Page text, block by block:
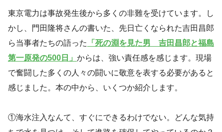
東京電力は事故発生後から多くの非難を受けています。し
かし、門田隆将さんの書いた、先日亡くなられた吉田昌郎
ら当事者たちの語った
「死の淵を見た男 吉田昌郎と福島
第一原発の500日」 からは、強い責任感を感じます。現場
で奮闘した多くの人々の闘いに敬意を表する必要があると
感じました。本の中から、いくつか紹介します。
①海水注入なんて、すぐにできるわけでない。どんな気持